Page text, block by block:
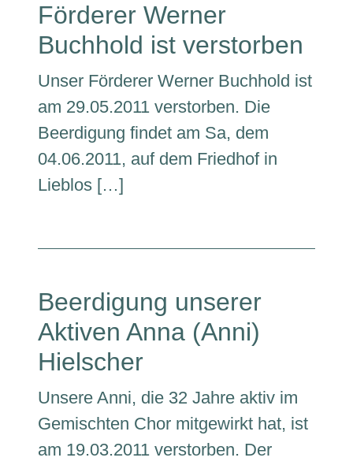
Förderer Werner
Buchhold ist verstorben
Unser Förderer Werner Buchhold ist
am 29.05.2011 verstorben. Die
Beerdigung findet am Sa, dem
04.06.2011, auf dem Friedhof in
Lieblos […]
Beerdigung unserer
Aktiven Anna (Anni)
Hielscher
Unsere Anni, die 32 Jahre aktiv im
Gemischten Chor mitgewirkt hat, ist
am 19.03.2011 verstorben. Der